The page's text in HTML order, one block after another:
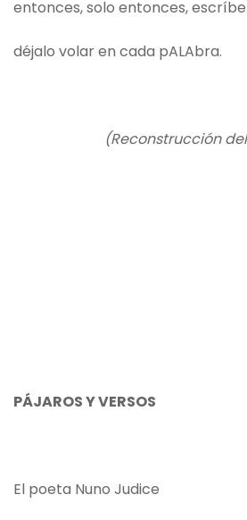
entonces, solo entonces,
déjalo volar en cada pALAbra.
(Reconstrucción
PÁJAROS Y VERSOS
El poeta Nuno Judice